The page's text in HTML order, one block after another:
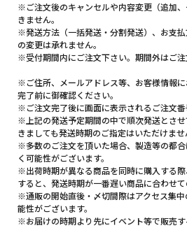
※ご注文後のキャンセルや内容変更（追加
きません。
※発送方法（一括発送・分割発送）、お支
の変更は承れません。
※受付期間内にご注文下さい。期間外はご注
※ご住所、メールアドレス等、お客様情報
完了前に御確認ください。
※ご注文完了後に画面に表示されるご注文番
※上記の発送予定期間の中で順次発送とさ
きましても発送時期のご指定はいただけませ
※多数のご注文を頂いた場合、製造等の都
く可能性がございます。
※出荷時期が異なる商品を同時に購入する
すると、発送時期が一番遅い商品に合わせて
※通販の開始直後・〆切間際はアクセス集
能性がございます。
※お届けの時期より先にイベント等で販売す